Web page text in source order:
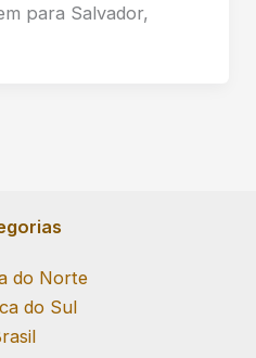
para Salvador,
do Norte
do Sul